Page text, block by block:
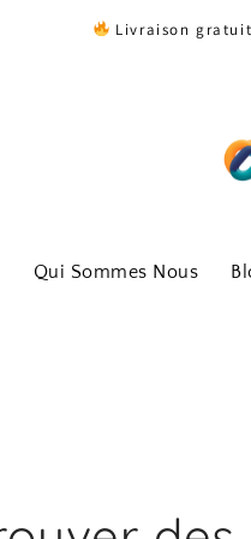
Livraison
Qui Sommes Nous